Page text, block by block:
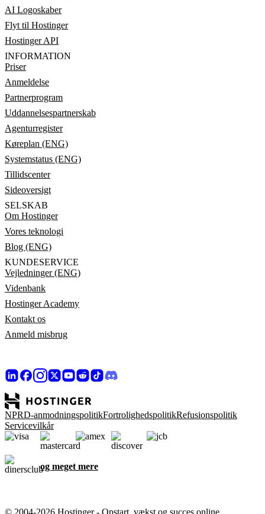
AI Logoskaber
Flyt til Hostinger
Hostinger API
INFORMATION
Priser
Anmeldelse
Partnerprogram
Uddannelsespartnerskab
Agenturregister
Køreplan (ENG)
Systemstatus (ENG)
Tillidscenter
Sideoversigt
SELSKAB
Om Hostinger
Vores teknologi
Blog (ENG)
KUNDESERVICE
Vejledninger (ENG)
Videnbank
Hostinger Academy
Kontakt os
Anmeld misbrug
NPRD-anmodningspolitikFortrolighedspolitikRefusionspolitik
Servicevilkår
og meget mere
© 2004-2026 Hostinger - Opstart, vækst og succes online,